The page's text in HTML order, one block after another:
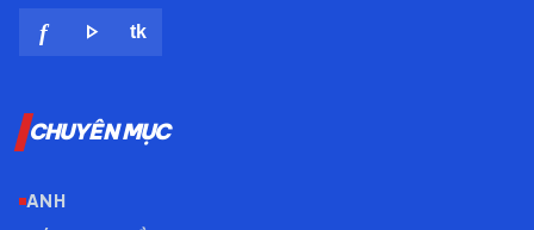
f play_arrow tk
CHUYÊN MỤC
ANH